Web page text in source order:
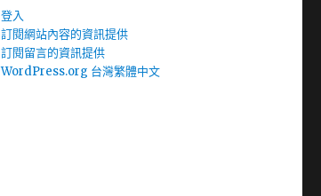
登入
訂閱網站內容的資訊提供
訂閱留言的資訊提供
WordPress.org 台灣繁體中文